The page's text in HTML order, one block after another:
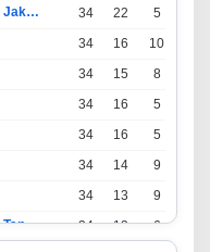
Persatuan Sepak Bola Indonesia Jakarta 34 22 5
34 16 10
34 15 8
34 16 5
34 16 5
34 14 9
34 13 9
Persatuan Sepak Bola Indonesia Tangerang 34 13 6